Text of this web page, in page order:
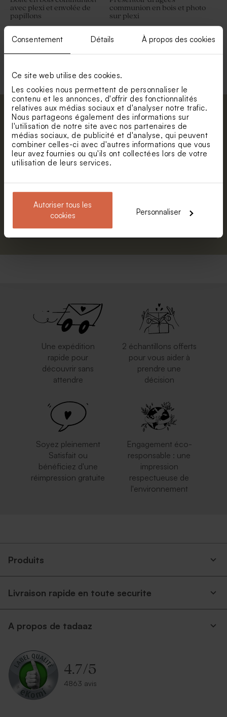
Consentement Détails À propos des cookies
Ce site web utilise des cookies.
Les cookies nous permettent de personnaliser le
contenu et les annonces, d'offrir des fonctionnalités
relatives aux médias sociaux et d'analyser notre trafic.
Nous partageons également des informations sur
l'utilisation de notre site avec nos partenaires de
médias sociaux, de publicité et d'analyse, qui peuvent
combiner celles-ci avec d'autres informations que vous
leur avez fournies ou qu'ils ont collectées lors de votre
utilisation de leurs services.
Autoriser tous les
cookies
Personnaliser
avec plexi et envolée de
papillons
communion en bois et photo
sur plexi
Voir toute la collection Présentoir dragées
Abonnez-vous à la newsletter et restez
informé. Petite surprise : bénéficiez de 5%
de réduction.
Prénom
E-mail
S'abonner
Une expédition
rapide pour
découvrir sans
attendre
2 échantillons offerts
pour vous aider à
prendre une
décision
Soyez pleinement
Satisfait ou
bénéficiez d'une
réimpression gratuite
Engagement éco-
responsable : une
impression
respectueuse de
l'environnement
Produits
Livraison rapide en toute securite
A propos de tadaaz
4.7/5
4863 avis